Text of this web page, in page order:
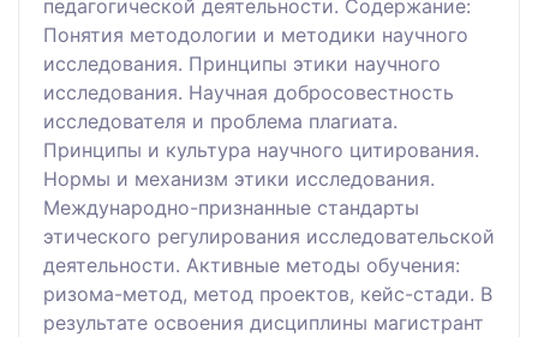
педагогической деятельности. Содержание:
Понятия методологии и методики научного
исследования. Принципы этики научного
исследования. Научная добросовестность
исследователя и проблема плагиата.
Принципы и культура научного цитирования.
Нормы и механизм этики исследования.
Международно-признанные стандарты
этического регулирования исследовательской
деятельности. Активные методы обучения:
ризома-метод, метод проектов, кейс-стади. В
результате освоения дисциплины магистрант